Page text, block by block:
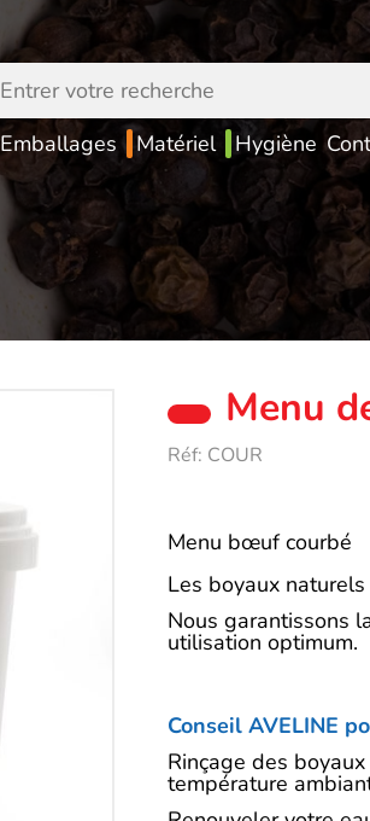
Entrer
votre
recherche
Emballages Matériel Hygiène
Menu
Réf: COUR
Description
Menu bœuf courbé
Les boyaux
Nous garantissons
utilisation optimum.
Conseil AVELINE
Rinçage des
température